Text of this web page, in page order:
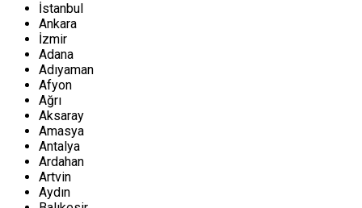
İstanbul
Ankara
İzmir
Adana
Adıyaman
Afyon
Ağrı
Aksaray
Amasya
Antalya
Ardahan
Artvin
Aydın